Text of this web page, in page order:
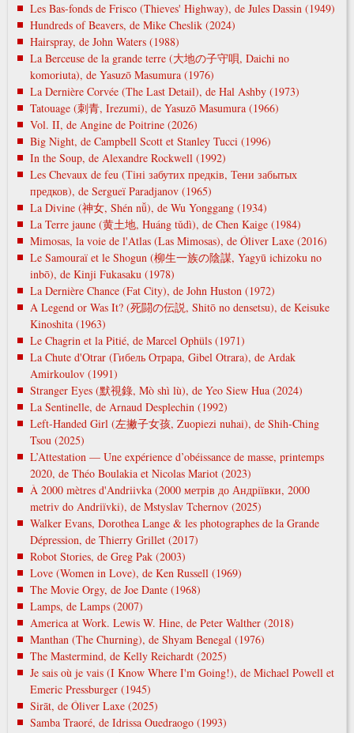
Les Bas-fonds de Frisco (Thieves' Highway), de Jules Dassin (1949)
Hundreds of Beavers, de Mike Cheslik (2024)
Hairspray, de John Waters (1988)
La Berceuse de la grande terre (大地の子守唄, Daichi no
komoriuta), de Yasuzō Masumura (1976)
La Dernière Corvée (The Last Detail), de Hal Ashby (1973)
Tatouage (刺青, Irezumi), de Yasuzō Masumura (1966)
Vol. II, de Angine de Poitrine (2026)
Big Night, de Campbell Scott et Stanley Tucci (1996)
In the Soup, de Alexandre Rockwell (1992)
Les Chevaux de feu (Тіні забутих предків, Тени забытых
предков), de Sergueï Paradjanov (1965)
La Divine (神女, Shén nǚ), de Wu Yonggang (1934)
La Terre jaune (黄土地, Huáng tǔdì), de Chen Kaige (1984)
Mimosas, la voie de l'Atlas (Las Mimosas), de Óliver Laxe (2016)
Le Samouraï et le Shogun (柳生一族の陰謀, Yagyū ichizoku no
inbō), de Kinji Fukasaku (1978)
La Dernière Chance (Fat City), de John Huston (1972)
A Legend or Was It? (死闘の伝説, Shitō no densetsu), de Keisuke
Kinoshita (1963)
Le Chagrin et la Pitié, de Marcel Ophüls (1971)
La Chute d'Otrar (Гибель Отрара, Gibel Otrara), de Ardak
Amirkoulov (1991)
Stranger Eyes (默視錄, Mò shì lù), de Yeo Siew Hua (2024)
La Sentinelle, de Arnaud Desplechin (1992)
Left-Handed Girl (左撇子女孩, Zuopiezi nuhai), de Shih-Ching
Tsou (2025)
L’Attestation — Une expérience d’obéissance de masse, printemps
2020, de Théo Boulakia et Nicolas Mariot (2023)
À 2000 mètres d'Andriivka (2000 метрів до Андріївки, 2000
metrіv do Andrіїvki), de Mstyslav Tchernov (2025)
Walker Evans, Dorothea Lange & les photographes de la Grande
Dépression, de Thierry Grillet (2017)
Robot Stories, de Greg Pak (2003)
Love (Women in Love), de Ken Russell (1969)
The Movie Orgy, de Joe Dante (1968)
Lamps, de Lamps (2007)
America at Work. Lewis W. Hine, de Peter Walther (2018)
Manthan (The Churning), de Shyam Benegal (1976)
The Mastermind, de Kelly Reichardt (2025)
Je sais où je vais (I Know Where I'm Going!), de Michael Powell et
Emeric Pressburger (1945)
Sirāt, de Óliver Laxe (2025)
Samba Traoré, de Idrissa Ouedraogo (1993)